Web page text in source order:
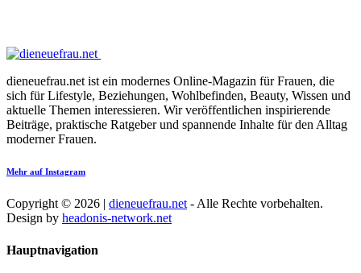
dieneuefrau.net ist ein modernes Online-Magazin für Frauen, die
sich für Lifestyle, Beziehungen, Wohlbefinden, Beauty, Wissen und
aktuelle Themen interessieren. Wir veröffentlichen inspirierende
Beiträge, praktische Ratgeber und spannende Inhalte für den Alltag
moderner Frauen.
Mehr auf Instagram
Copyright © 2026 | dieneuefrau.net - Alle Rechte vorbehalten.
Design by headonis-network.net
Hauptnavigation